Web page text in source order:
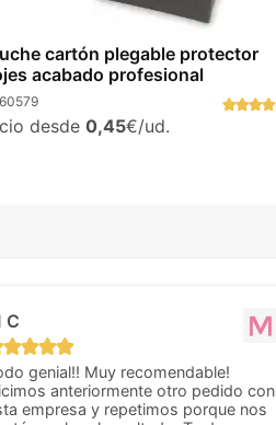
cartón plegable protector
acabado profesional
60579
desde 0,45€/ud.
C
genial!! Muy recomendable!
anteriormente otro pedido con
empresa y repetimos porque nos